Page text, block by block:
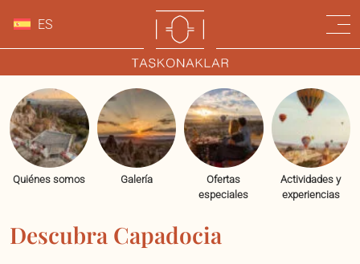
ES
Quiénes somos Galería
Ofertas
especiales
Actividades y
experiencias
Descubra Capadocia